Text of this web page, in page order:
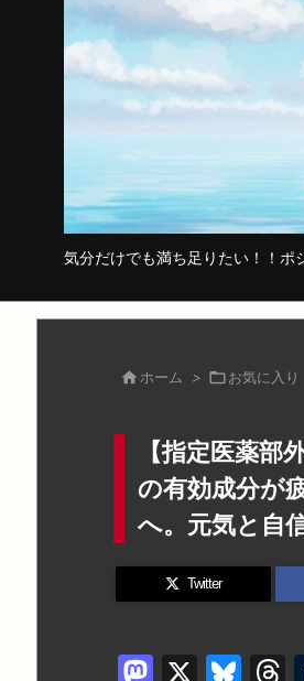
気分だけでも満ち足りたい！！ポ
 ホーム > お気に入り
【指定医薬
の有効成分が
へ。元気と自
Twitter
M X Bl